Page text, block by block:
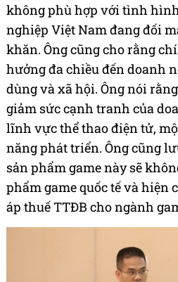
không phù hợp với tình
nghiệp Việt Nam đang đối
khăn. Ông cũng cho rằng
hưởng đa chiều đến doanh
dùng và xã hội. Ông nói rằng
giảm sức cạnh tranh của
lĩnh vực thể thao điện tử,
năng phát triển. Ông cũng
sản phẩm game này sẽ
phẩm game quốc tế và hiện
áp thuế TTĐB cho ngành